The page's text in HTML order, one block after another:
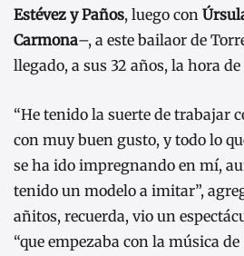
Estévez y Paños, luego con
Carmona–, a este bailaor de
llegado, a sus 32 años, la hora
“He tenido la suerte de trabajar
con muy buen gusto, y todo lo
se ha ido impregnando en mí,
tenido un modelo a imitar”,
añitos, recuerda, vio un
“que empezaba con la música de